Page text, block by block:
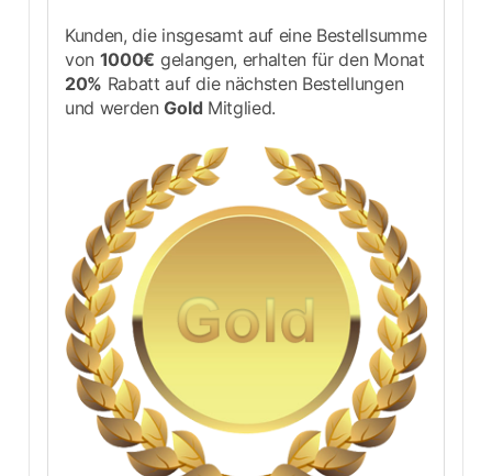
Kunden, die insgesamt auf eine Bestellsumme
von 1000€ gelangen, erhalten für den Monat
20% Rabatt auf die nächsten Bestellungen
und werdenGold Mitglied.